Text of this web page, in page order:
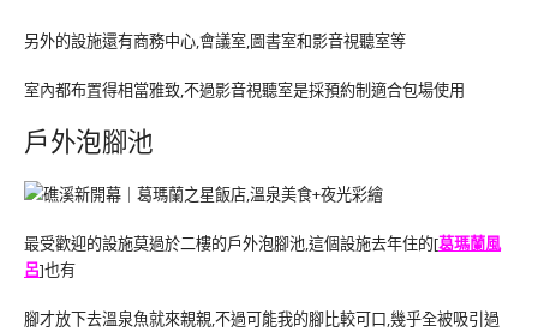
另外的設施還有商務中心,會議室,圖書室和影音視聽室等
室內都布置得相當雅致,不過影音視聽室是採預約制適合包場使用
戶外泡腳池
最受歡迎的設施莫過於二樓的戶外泡腳池,這個設施去年住的[葛瑪蘭風
呂]也有
腳才放下去溫泉魚就來親親,不過可能我的腳比較可口,幾乎全被吸引過